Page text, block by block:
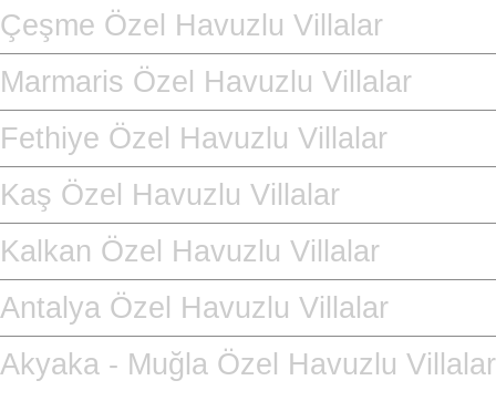
Çeşme Özel Havuzlu Villalar
Marmaris Özel Havuzlu Villalar
Fethiye Özel Havuzlu Villalar
Kaş Özel Havuzlu Villalar
Kalkan Özel Havuzlu Villalar
Antalya Özel Havuzlu Villalar
Akyaka - Muğla Özel Havuzlu Villalar